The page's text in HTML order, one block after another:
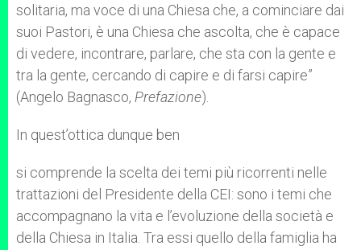
solitaria, ma voce di una Chiesa che, a cominciare dai
suoi Pastori, è una Chiesa che ascolta, che è capace
di vedere, incontrare, parlare, che sta con la gente e
tra la gente, cercando di capire e di farsi capire”
(Angelo Bagnasco, Prefazione).
In quest’ottica dunque ben
si comprende la scelta dei temi più ricorrenti nelle
trattazioni del Presidente della CEI: sono i temi che
accompagnano la vita e l’evoluzione della società e
della Chiesa in Italia. Tra essi quello della famiglia ha